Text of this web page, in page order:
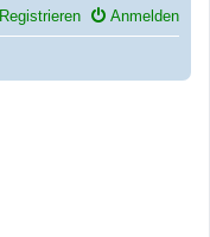
Anmelden
Registrieren